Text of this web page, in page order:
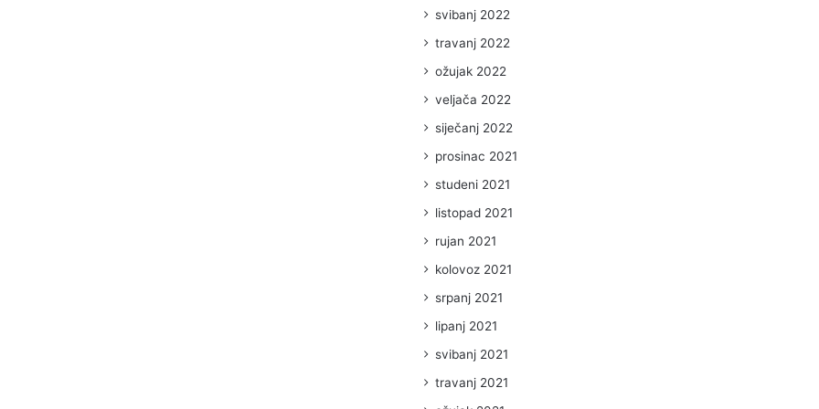
svibanj 2022
travanj 2022
ožujak 2022
veljača 2022
siječanj 2022
prosinac 2021
studeni 2021
listopad 2021
rujan 2021
kolovoz 2021
srpanj 2021
lipanj 2021
svibanj 2021
travanj 2021